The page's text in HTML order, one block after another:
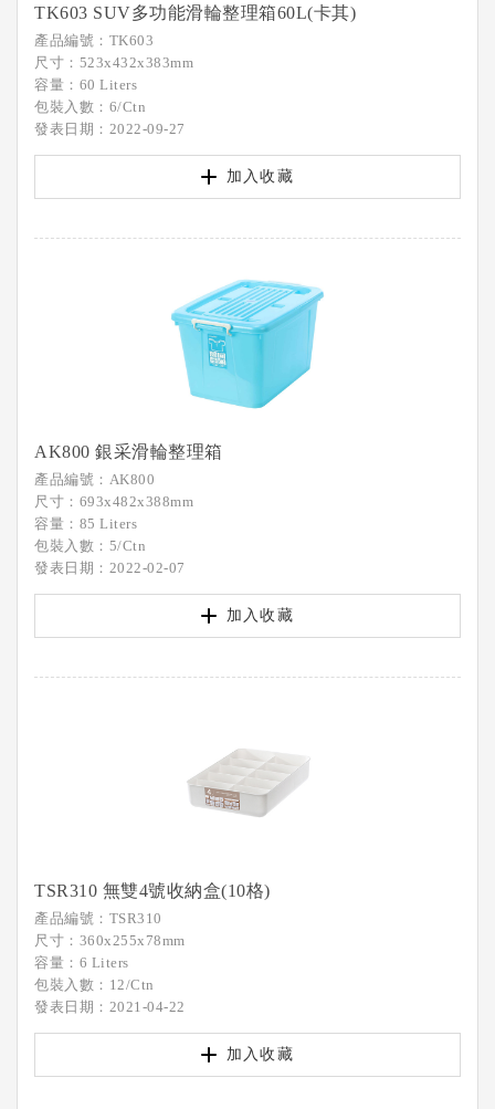
TK603 SUV多功能滑輪整理箱60L(卡其)
產品編號：TK603
尺寸：523x432x383mm
容量：60 Liters
包裝入數：6/Ctn
發表日期：2022-09-27
加入收藏
AK800 銀采滑輪整理箱
產品編號：AK800
尺寸：693x482x388mm
容量：85 Liters
包裝入數：5/Ctn
發表日期：2022-02-07
加入收藏
TSR310 無雙4號收納盒(10格)
產品編號：TSR310
尺寸：360x255x78mm
容量：6 Liters
包裝入數：12/Ctn
發表日期：2021-04-22
加入收藏